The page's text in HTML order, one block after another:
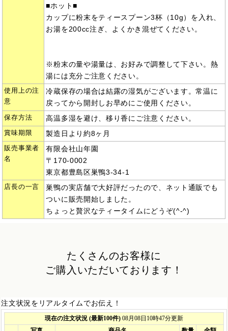
■ホット■
カップに粉末をティースプーン3杯（10g）を入れ、
お湯を200cc注ぎ、よくかき混ぜてください。
※粉末の量や湯量は、お好みで調整して下さい。熱
湯には充分ご注意ください。
使用上の注
意
冷蔵保存の場合は結露の湿気がございます。常温に
戻ってから開封しお早めにご使用ください。
保存方法 高温多湿を避け、移り香にご注意ください。
賞味期限 製造日より約8ヶ月
販売事業者
名
有限会社山年園
〒170-0002
東京都豊島区巣鴨3-34-1
店長の一言
巣鴨の実店舗で大好評だったので、ネット通販でも
ついに販売開始しました。
ちょっと贅沢なティータイムにどうぞ(^-^)
たくさんのお客様に
ご購入いただいております！
注文状況をリアルタイムでお伝え！